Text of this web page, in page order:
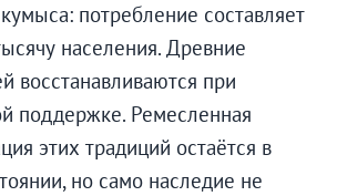
потребление составляет
населения. Древние
восстанавливаются при
поддержке. Ремесленная
этих традиций остаётся в
но само наследие не